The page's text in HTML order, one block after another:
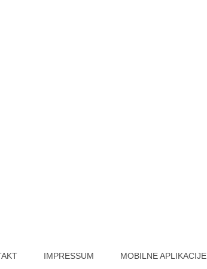
IMPRESSUM MOBILNE APLIKACIJE